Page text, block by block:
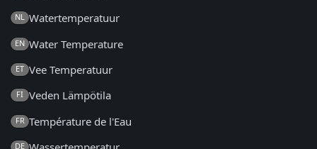
NL Watertemperatuur
EN Water Temperature
ET Vee Temperatuur
FI Veden Lämpötila
FR Température de l'Eau
DE